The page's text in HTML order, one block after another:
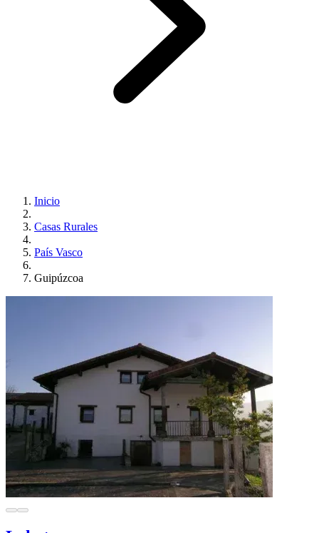
Inicio
Casas Rurales
País Vasco
Guipúzcoa